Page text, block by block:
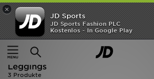
×
JD Sports
JD Sports Fashion PLC
Kostenlos - In Google Play
Home
Ausverkauf | The North Face Leggings
Ausverkauf | The North Face
Leggings
3 Produkte
ANGEBOTE
Neuheiten
Herren